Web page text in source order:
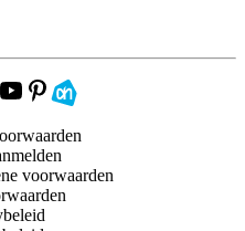
voorwaarden